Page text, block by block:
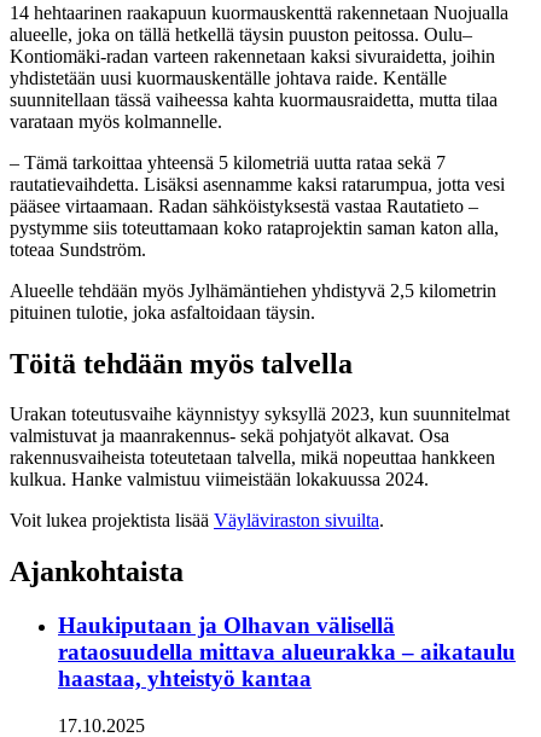
14 hehtaarinen raakapuun kuormauskenttä rakennetaan Nuojualla
alueelle, joka on tällä hetkellä täysin puuston peitossa. Oulu–
Kontiomäki-radan varteen rakennetaan kaksi sivuraidetta, joihin
yhdistetään uusi kuormauskentälle johtava raide. Kentälle
suunnitellaan tässä vaiheessa kahta kuormausraidetta, mutta tilaa
varataan myös kolmannelle.
– Tämä tarkoittaa yhteensä 5 kilometriä uutta rataa sekä 7
rautatievaihdetta. Lisäksi asennamme kaksi ratarumpua, jotta vesi
pääsee virtaamaan. Radan sähköistyksestä vastaa Rautatieto –
pystymme siis toteuttamaan koko rataprojektin saman katon alla,
toteaa Sundström.
Alueelle tehdään myös Jylhämäntiehen yhdistyvä 2,5 kilometrin
pituinen tulotie, joka asfaltoidaan täysin.
Töitä tehdään myös talvella
Urakan toteutusvaihe käynnistyy syksyllä 2023, kun suunnitelmat
valmistuvat ja maanrakennus- sekä pohjatyöt alkavat. Osa
rakennusvaiheista toteutetaan talvella, mikä nopeuttaa hankkeen
kulkua. Hanke valmistuu viimeistään lokakuussa 2024.
Voit lukea projektista lisää Väyläviraston sivuilta.
Ajankohtaista
Haukiputaan ja Olhavan välisellä
rataosuudella mittava alueurakka – aikataulu
haastaa, yhteistyö kantaa
17.10.2025